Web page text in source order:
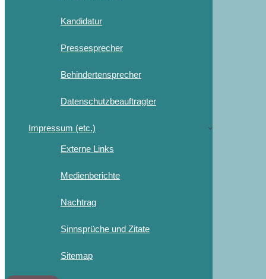
Kandidatur
Pressesprecher
Behindertensprecher
Datenschutzbeauftragter
Impressum (etc.)
Externe Links
Medienberichte
Nachtrag
Sinnsprüche und Zitate
Sitemap